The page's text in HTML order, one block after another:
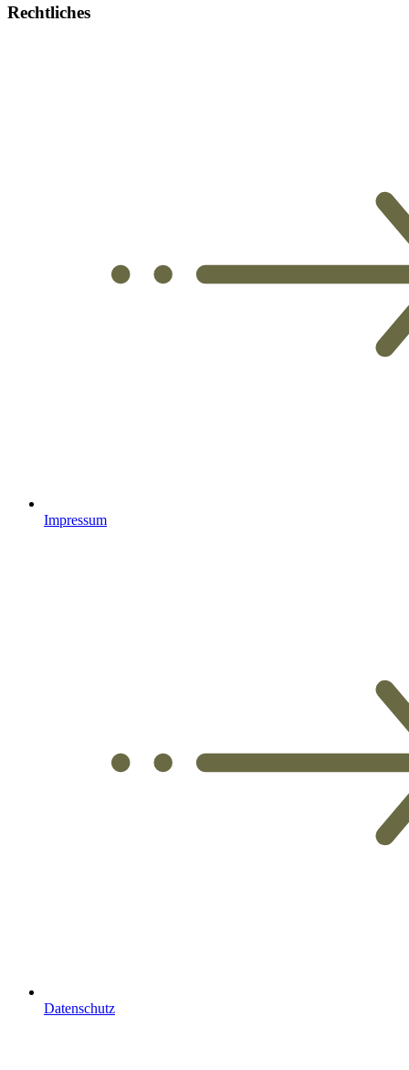
Rechtliches
Impressum
Datenschutz